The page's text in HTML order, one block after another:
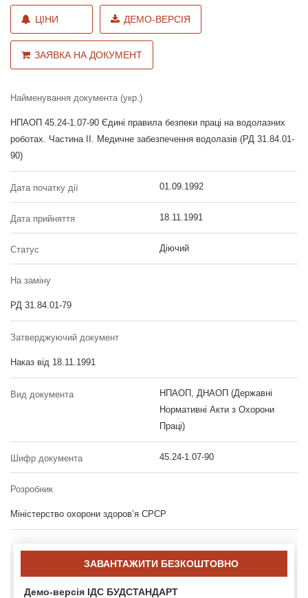
ЦІНИ ДЕМО-ВЕРСІЯ
ЗАЯВКА НА ДОКУМЕНТ
Найменування документа (укр.)
НПАОП 45.24-1.07-90 Єдині правила безпеки праці на водолазних
роботах. Частина II. Медичне забезпечення водолазів (РД 31.84.01-
90)
Дата початку дії 01.09.1992
Дата прийняття 18.11.1991
Статус Діючий
На заміну
РД 31.84.01-79
Затверджуючий документ
Наказ від 18.11.1991
Вид документа
НПАОП, ДНАОП (Державні
Нормативні Акти з Охорони
Праці)
Шифр документа 45.24-1.07-90
Розробник
Міністерство охорони здоров’я СРСР
ЗАВАНТАЖИТИ БЕЗКОШТОВНО
Демо-версія ІДС БУДСТАНДАРТ